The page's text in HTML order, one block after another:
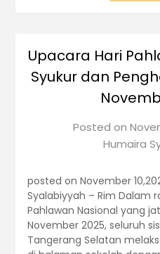
Upacara Hari
Syukur dan
Posted on
Humaira
posted on November
Syalabiyyah – Rim Dalam
Pahlawan Nasional yang
November 2025, seluruh
Tangerang Selatan